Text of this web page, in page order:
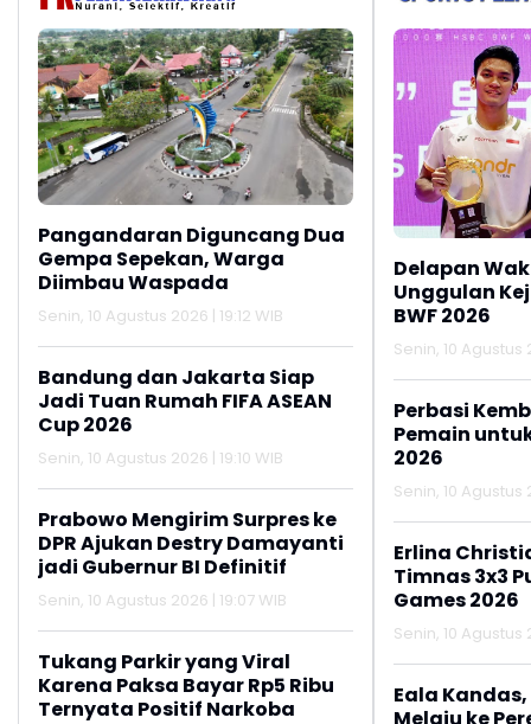
Pangandaran Diguncang Dua
Gempa Sepekan, Warga
Diimbau Waspada
Senin, 10 Agustus 2026 | 19:12 WIB
Bandung dan Jakarta Siap
Jadi Tuan Rumah FIFA ASEAN
Cup 2026
Senin, 10 Agustus 2026 | 19:10 WIB
Prabowo Mengirim Surpres ke
DPR Ajukan Destry Damayanti
jadi Gubernur BI Definitif
Senin, 10 Agustus 2026 | 19:07 WIB
Tukang Parkir yang Viral
Karena Paksa Bayar Rp5 Ribu
Ternyata Positif Narkoba
Delapan
Unggulan
BWF 2026
Senin, 10 Agustus
Perbasi
Pemain
2026
Senin, 10 Agustus
Erlina
Timnas 3x3
Games 2026
Senin, 10 Agustus
Eala
Melaju ke